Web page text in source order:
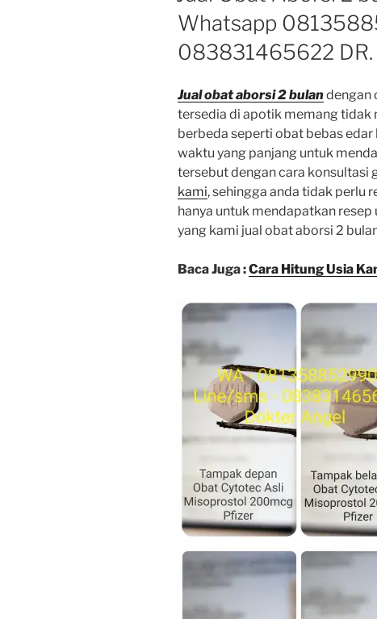
Whatsapp
083831465622 DR.
Jual obat aborsi 2 bulandengan
tersedia di apotik memang tidak
berbeda seperti obat bebas
waktu yang panjang untuk
tersebut dengan cara konsultasi
kami, sehingga anda tidak perlu
hanya untuk mendapatkan resep
yang kami jual obat aborsi 2
Baca Juga :Cara Hitung Usia